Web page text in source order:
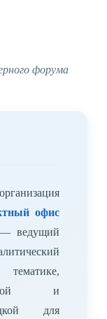
форума
офис
ведущий
и
для